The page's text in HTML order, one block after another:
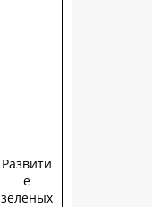
Развити
е
зеленых